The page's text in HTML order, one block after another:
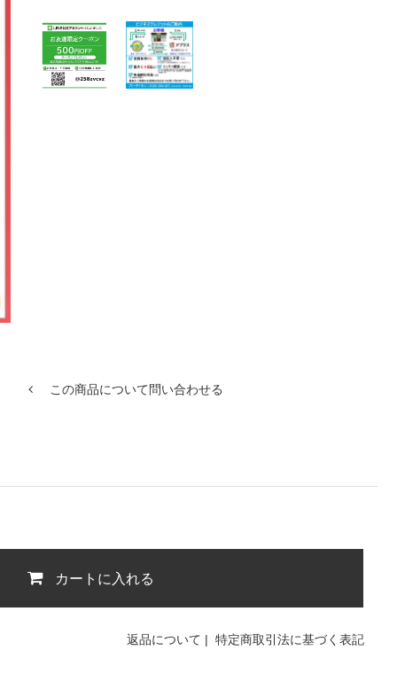
この商品について問い合わせる
カートに入れる
返品について | 特定商取引法に基づく表記